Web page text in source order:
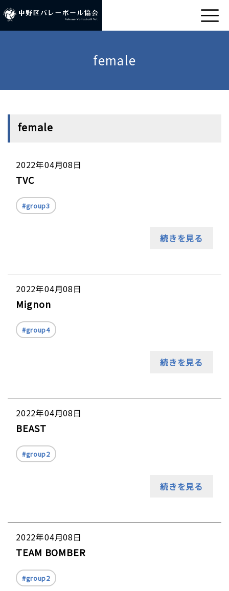
female
female
2022年04月08日
TVC
group3
続きを見る
2022年04月08日
Mignon
group4
続きを見る
2022年04月08日
BEAST
group2
続きを見る
2022年04月08日
TEAM BOMBER
group2